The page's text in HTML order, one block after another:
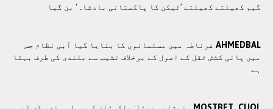
گیم کھیلتے کھیلتے ’ٹیکن کا پاکستانی بادشاہ‘ بن گیا
AHMEDBAL غرناطہ میں مسلمانوں کا بنایا گیا آبی نظام جس
میں پانی کشش ثقل کے اصول کے برخلاف نشیب سے بلندی کی طرف بہتا
ہے
MOSTBET_CUOL